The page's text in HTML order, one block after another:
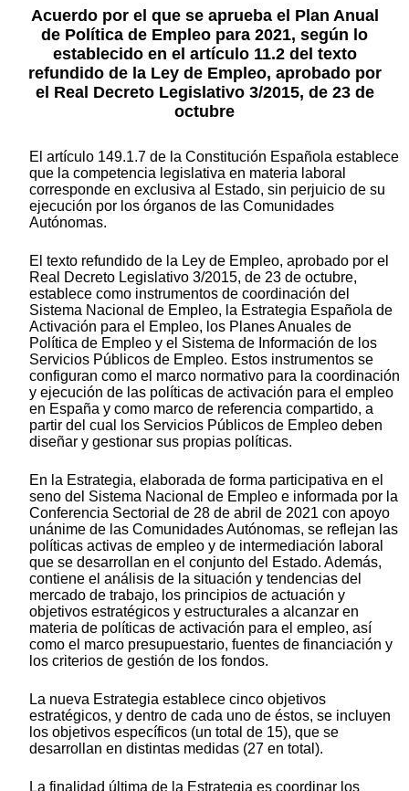
Acuerdo por el que se aprueba el Plan Anual
de Política de Empleo para 2021, según lo
establecido en el artículo 11.2 del texto
refundido de la Ley de Empleo, aprobado por
el Real Decreto Legislativo 3/2015, de 23 de
octubre
El artículo 149.1.7 de la Constitución Española establece
que la competencia legislativa en materia laboral
corresponde en exclusiva al Estado, sin perjuicio de su
ejecución por los órganos de las Comunidades
Autónomas.
El texto refundido de la Ley de Empleo, aprobado por el
Real Decreto Legislativo 3/2015, de 23 de octubre,
establece como instrumentos de coordinación del
Sistema Nacional de Empleo, la Estrategia Española de
Activación para el Empleo, los Planes Anuales de
Política de Empleo y el Sistema de Información de los
Servicios Públicos de Empleo. Estos instrumentos se
configuran como el marco normativo para la coordinación
y ejecución de las políticas de activación para el empleo
en España y como marco de referencia compartido, a
partir del cual los Servicios Públicos de Empleo deben
diseñar y gestionar sus propias políticas.
En la Estrategia, elaborada de forma participativa en el
seno del Sistema Nacional de Empleo e informada por la
Conferencia Sectorial de 28 de abril de 2021 con apoyo
unánime de las Comunidades Autónomas, se reflejan las
políticas activas de empleo y de intermediación laboral
que se desarrollan en el conjunto del Estado. Además,
contiene el análisis de la situación y tendencias del
mercado de trabajo, los principios de actuación y
objetivos estratégicos y estructurales a alcanzar en
materia de políticas de activación para el empleo, así
como el marco presupuestario, fuentes de financiación y
los criterios de gestión de los fondos.
La nueva Estrategia establece cinco objetivos
estratégicos, y dentro de cada uno de éstos, se incluyen
los objetivos específicos (un total de 15), que se
desarrollan en distintas medidas (27 en total).
La finalidad última de la Estrategia es coordinar los